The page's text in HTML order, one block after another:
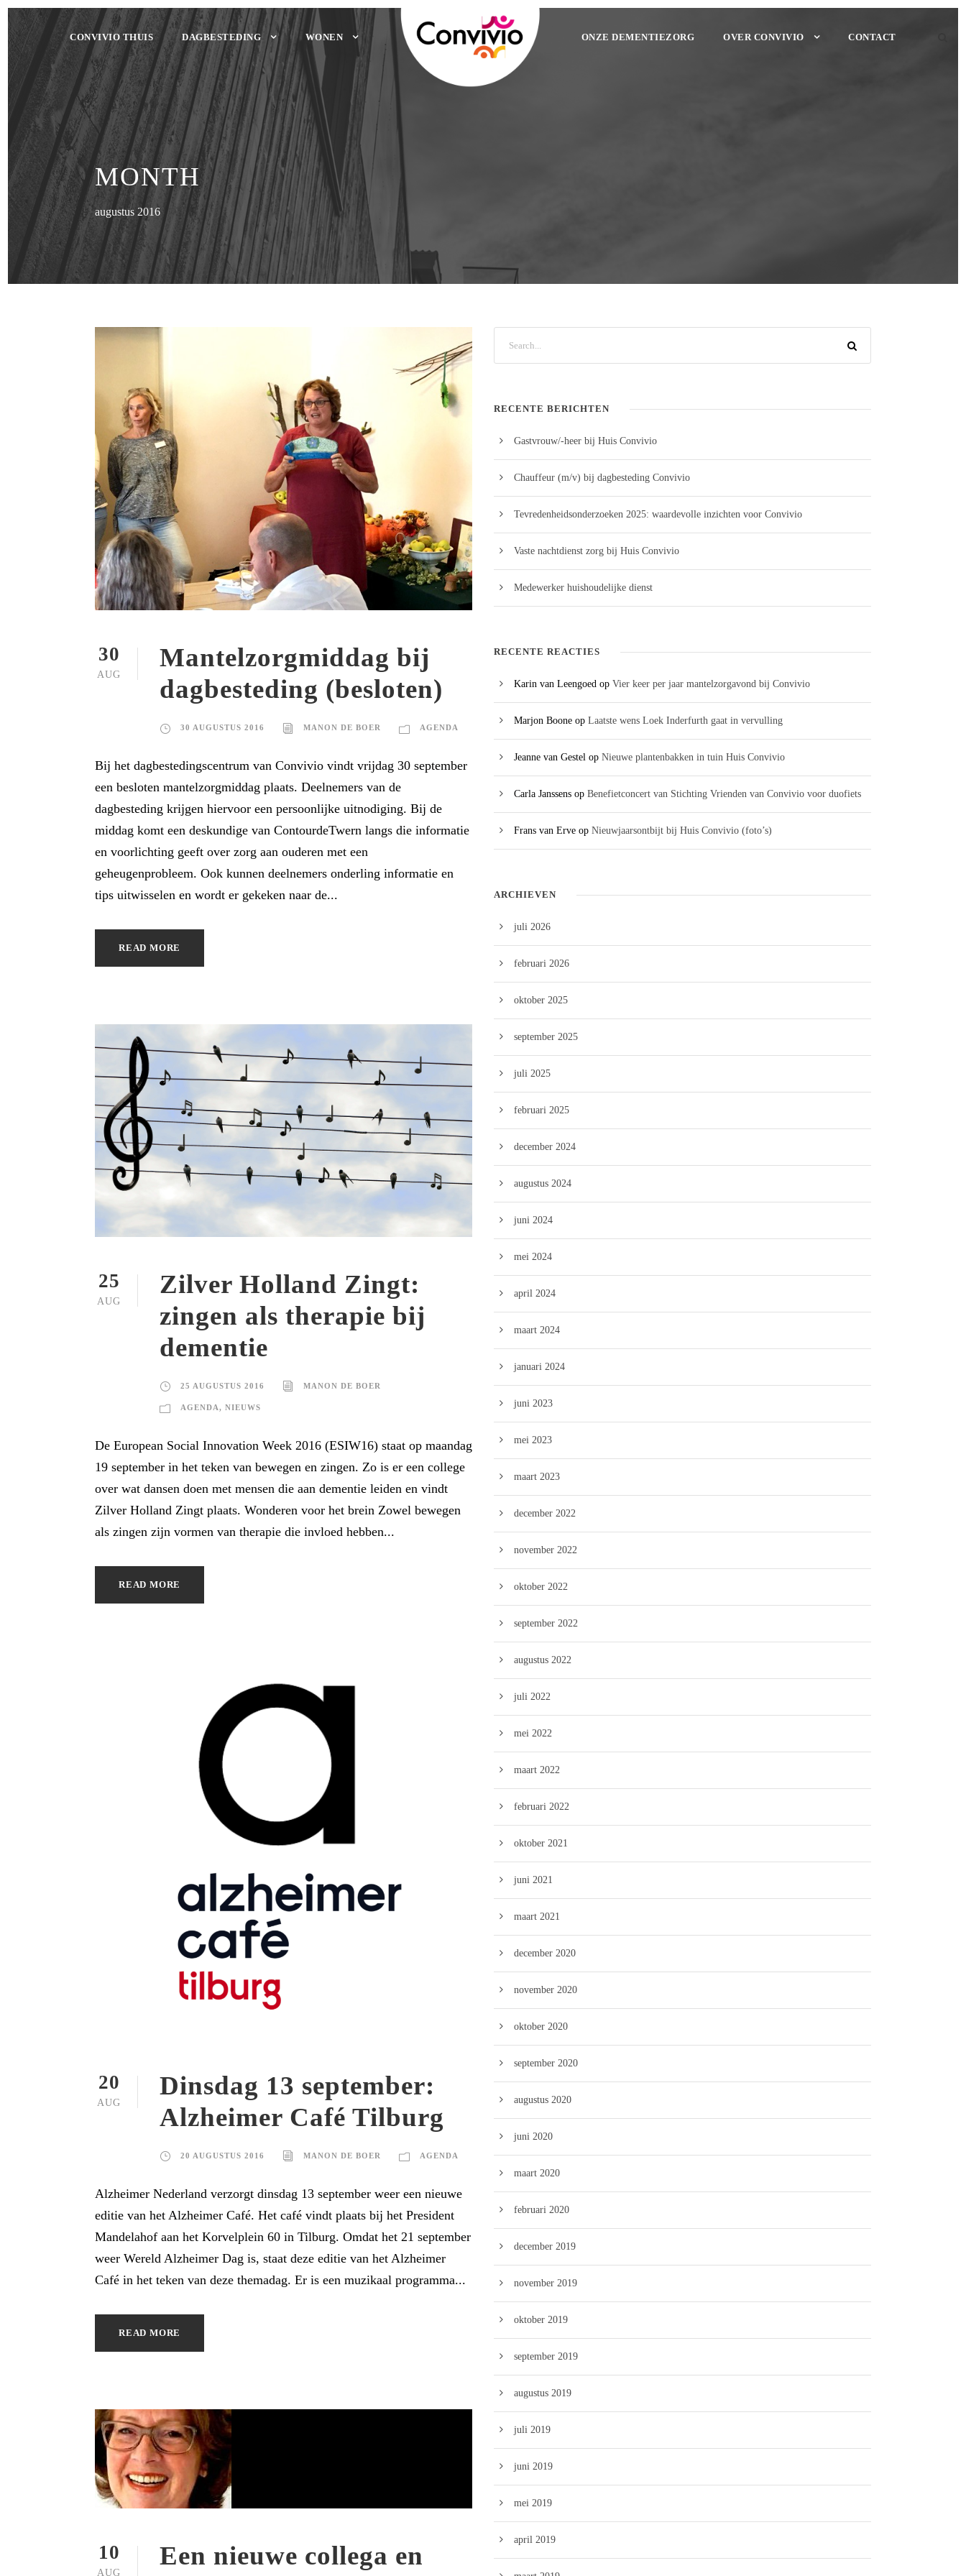
CONVIVIO THUIS DAGBESTEDING WONEN ONZE DEMENTIEZORG OVER CONVIVIO CONTACT
MONTH
augustus 2016
30
AUG
Mantelzorgmiddag bij
dagbesteding (besloten)
30 AUGUSTUS 2016 MANON DE BOER AGENDA
Bij het dagbestedingscentrum van Convivio vindt vrijdag 30 september
een besloten mantelzorgmiddag plaats. Deelnemers van de
dagbesteding krijgen hiervoor een persoonlijke uitnodiging. Bij de
middag komt een deskundige van ContourdeTwern langs die informatie
en voorlichting geeft over zorg aan ouderen met een
geheugenprobleem. Ook kunnen deelnemers onderling informatie en
tips uitwisselen en wordt er gekeken naar de...
READ MORE
25
AUG
Zilver Holland Zingt:
zingen als therapie bij
dementie
25 AUGUSTUS 2016 MANON DE BOER
AGENDA, NIEUWS
De European Social Innovation Week 2016 (ESIW16) staat op maandag
19 september in het teken van bewegen en zingen. Zo is er een college
over wat dansen doen met mensen die aan dementie leiden en vindt
Zilver Holland Zingt plaats. Wonderen voor het brein Zowel bewegen
als zingen zijn vormen van therapie die invloed hebben...
READ MORE
20
AUG
Dinsdag 13 september:
Alzheimer Café Tilburg
20 AUGUSTUS 2016 MANON DE BOER AGENDA
Alzheimer Nederland verzorgt dinsdag 13 september weer een nieuwe
editie van het Alzheimer Café. Het café vindt plaats bij het President
Mandelahof aan het Korvelplein 60 in Tilburg. Omdat het 21 september
weer Wereld Alzheimer Dag is, staat deze editie van het Alzheimer
Café in het teken van deze themadag. Er is een muzikaal programma...
READ MORE
10
AUG
Een nieuwe collega en
RECENTE BERICHTEN
Gastvrouw/-heer bij Huis Convivio
Chauffeur (m/v) bij dagbesteding Convivio
Tevredenheidsonderzoeken 2025: waardevolle inzichten voor Convivio
Vaste nachtdienst zorg bij Huis Convivio
Medewerker huishoudelijke dienst
RECENTE REACTIES
Karin van Leengoed op Vier keer per jaar mantelzorgavond bij Convivio
Marjon Boone op Laatste wens Loek Inderfurth gaat in vervulling
Jeanne van Gestel op Nieuwe plantenbakken in tuin Huis Convivio
Carla Janssens op Benefietconcert van Stichting Vrienden van Convivio voor duofiets
Frans van Erve op Nieuwjaarsontbijt bij Huis Convivio (foto’s)
ARCHIEVEN
juli 2026
februari 2026
oktober 2025
september 2025
juli 2025
februari 2025
december 2024
augustus 2024
juni 2024
mei 2024
april 2024
maart 2024
januari 2024
juni 2023
mei 2023
maart 2023
december 2022
november 2022
oktober 2022
september 2022
augustus 2022
juli 2022
mei 2022
maart 2022
februari 2022
oktober 2021
juni 2021
maart 2021
december 2020
november 2020
oktober 2020
september 2020
augustus 2020
juni 2020
maart 2020
februari 2020
december 2019
november 2019
oktober 2019
september 2019
augustus 2019
juli 2019
juni 2019
mei 2019
april 2019